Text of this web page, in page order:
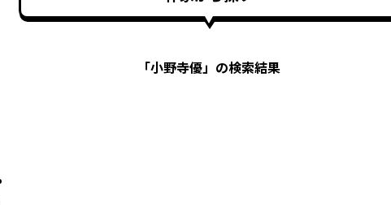
「小野寺優」の検索結果